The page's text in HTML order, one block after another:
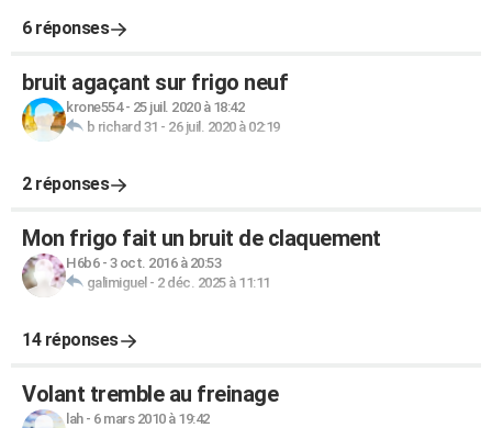
6 réponses
bruit agaçant sur frigo neuf
krone554- 25 juil. 2020 à 18:42
b richard 31 - 26 juil. 2020 à 02:19
2 réponses
Mon frigo fait un bruit de claquement
H6b6- 3 oct. 2016 à 20:53
galimiguel - 2 déc. 2025 à 11:11
14 réponses
Volant tremble au freinage
lah- 6 mars 2010 à 19:42